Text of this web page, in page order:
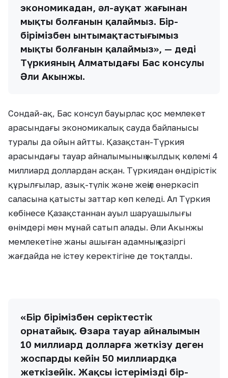
экономикадан, әл-ауқат жағынан
мықты болғанын қалаймыз. Бір-
бірімізбен ынтымақтастығымыз
мықты болғанын қалаймыз», — деді
Түркияның Алматыдағы Бас консулы
Әли Акынжы.
Сондай-ақ, Бас консул бауырлас қос мемлекет
арасындағы экономикалық сауда байланысы
туралы да ойын айтты. Қазақстан-Түркия
арасындағы тауар айналымының жылдық көлемі 4
миллиард доллардан асқан. Түркиядан өндірістік
құрылғылар, азық-түлік және жеңіл өнеркәсіп
саласына қатысты заттар көп келеді. Ал Түркия
көбінесе Қазақстаннан ауыл шаруашылығы
өнімдері мен мұнай сатып алады. Әли Акынжы
мемлекетіне жаны ашыған адамның қазіргі
жағдайда не істеу керектігіне де тоқталды.
«Бір бірімізбен серіктестік
орнатайық. Өзара тауар айналымын
10 миллиард долларға жеткізу деген
жоспарды кейін 50 миллиардқа
жеткізейік. Жақсы істерімізді бір-